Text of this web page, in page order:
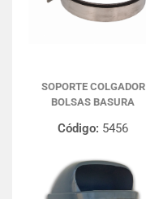
SOPORTE COLGADOR
BOLSAS BASURA
Código: 5456